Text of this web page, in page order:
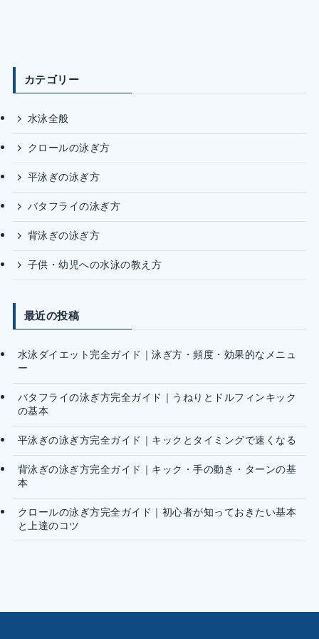
カテゴリー
水泳全般
クロールの泳ぎ方
平泳ぎの泳ぎ方
バタフライの泳ぎ方
背泳ぎの泳ぎ方
子供・幼児への水泳の教え方
最近の投稿
水泳ダイエット完全ガイド｜泳ぎ方・頻度・効果的なメニュ
ー
バタフライの泳ぎ方完全ガイド｜うねりとドルフィンキック
の基本
平泳ぎの泳ぎ方完全ガイド｜キックとタイミングで速くなる
背泳ぎの泳ぎ方完全ガイド｜キック・手の動き・ターンの基
本
クロールの泳ぎ方完全ガイド｜初心者が知っておきたい基本
と上達のコツ